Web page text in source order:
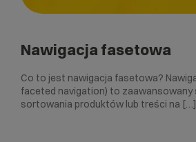
Nawigacja fasetowa
Co to jest nawigacja fasetowa?
faceted navigation) to zaawansowany
sortowania produktów lub treści na […]